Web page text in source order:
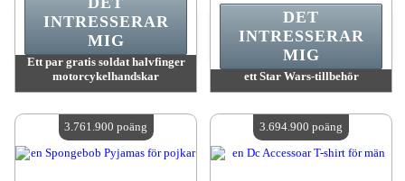
Ett par gratis soldat halvfinger
motorcykelhandskar
Antal tillgängliga:4
INTRESSERAR
MIG
ett Star Wars-tillbehör
Antal tillgängliga:4
DET
INTRESSERAR
MIG
3.761.900 poäng 3.694.900 poäng